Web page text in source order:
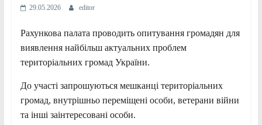
29.05.2026 editor
Рахункова палата проводить опитування громадян для
виявлення найбільш актуальних проблем
територіальних громад України.
До участі запрошуються мешканці територіальних
громад, внутрішньо переміщені особи, ветерани війни
та інші заінтересовані особи.